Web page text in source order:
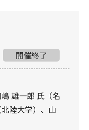
開催終了
雄一郎 氏（名
陸大学）、山